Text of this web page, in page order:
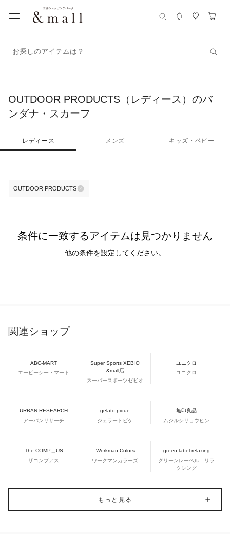
お探しのアイテムは？
OUTDOOR PRODUCTS（レディース）のバ
ンダナ・スカーフ
レディース メンズ キッズ・ベビー
OUTDOOR PRODUCTS
条件に一致するアイテムは見つかりません
他の条件を設定してください。
関連ショップ
ABC-MART
エービーシー・マート
Super Sports XEBIO
&mall店
スーパースポーツゼビオ
ユニクロ
ユニクロ
URBAN RESEARCH
アーバンリサーチ
gelato pique
ジェラートピケ
無印良品
ムジルシリョウヒン
The COMP＿US
ザコンプアス
Workman Colors
ワークマンカラーズ
green label relaxing
グリーンレーベル リラ
クシング
もっと見る